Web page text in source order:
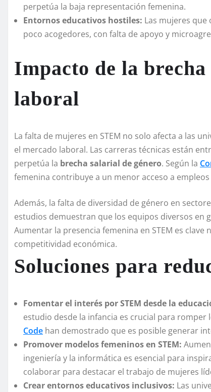
perpetúa la baja representación femenina.
Entornos educativos hostiles: Las mujeres
poco acogedores, con falta de apoyo y
Impacto de la brecha
laboral
La falta de mujeres en STEM no solo afecta a las
el mercado laboral. Las carreras técnicas están
perpetúa la brecha salarial de género. Según la
femenina contribuye a un menor acceso a
Además, la falta de diversidad de género en
estudios demuestran que los equipos diversos en
Aumentar la presencia femenina en STEM es
competitividad económica.
Soluciones para
Fomentar el interés por STEM desde la
estudio desde la infancia es crucial para
Code han demostrado que es posible generar
Promover modelos femeninos en STEM:
ingeniería y la informática es esencial para
colaborar para destacar el trabajo de mujeres
Crear entornos educativos inclusivos: Las